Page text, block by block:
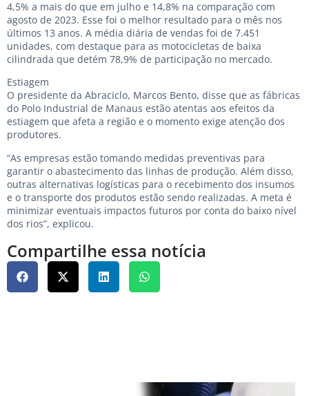
4,5% a mais do que em julho e 14,8% na comparação com
agosto de 2023. Esse foi o melhor resultado para o mês nos
últimos 13 anos. A média diária de vendas foi de 7.451
unidades, com destaque para as motocicletas de baixa
cilindrada que detém 78,9% de participação no mercado.
Estiagem
O presidente da Abraciclo, Marcos Bento, disse que as fábricas
do Polo Industrial de Manaus estão atentas aos efeitos da
estiagem que afeta a região e o momento exige atenção dos
produtores.
“As empresas estão tomando medidas preventivas para
garantir o abastecimento das linhas de produção. Além disso,
outras alternativas logísticas para o recebimento dos insumos
e o transporte dos produtos estão sendo realizadas. A meta é
minimizar eventuais impactos futuros por conta do baixo nível
dos rios”, explicou.
Compartilhe essa notícia